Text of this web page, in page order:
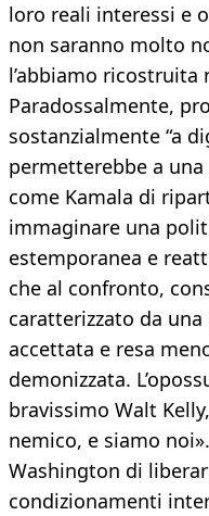
loro reali interessi e
non saranno molto
l’abbiamo ricostruita
Paradossalmente,
sostanzialmente “a
permetterebbe a
come Kamala di
immaginare una
estemporanea e
che al confronto,
caratterizzato da
accettata e resa
demonizzata.
bravissimo Walt
nemico, e siamo
Washington di
condizionamenti